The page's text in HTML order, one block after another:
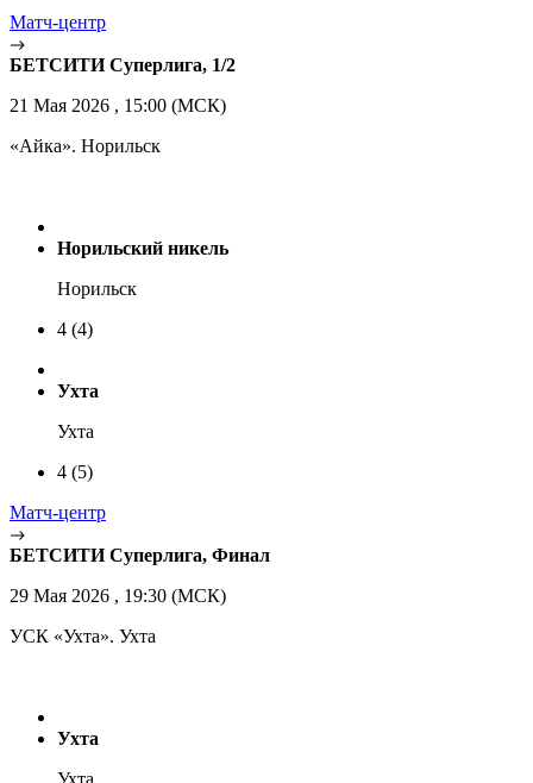
Матч-центр
БЕТСИТИ Суперлига, 1/2
21 Мая 2026 , 15:00 (МСК)
«Айка». Норильск
Норильский никель
Норильск
4 (4)
Ухта
Ухта
4 (5)
Матч-центр
БЕТСИТИ Суперлига, Финал
29 Мая 2026 , 19:30 (МСК)
УСК «Ухта». Ухта
Ухта